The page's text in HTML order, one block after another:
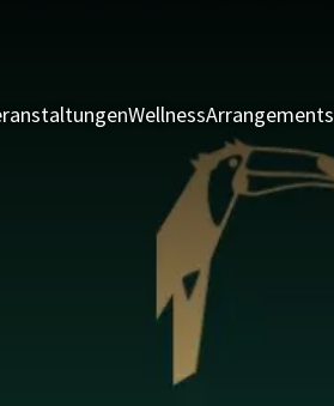
WellnessArrangements